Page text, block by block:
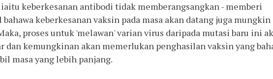
keberkesanan antibodi tidak memberangsangkan - memberi
bahawa keberkesanan vaksin pada masa akan datang juga mungkin
proses untuk 'melawan' varian virus daripada mutasi baru ini
dan kemungkinan akan memerlukan penghasilan vaksin yang
masa yang lebih panjang.